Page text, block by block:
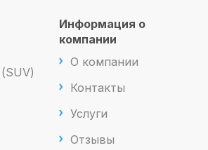
Информация о
компании
О компании
Контакты
Услуги
Отзывы